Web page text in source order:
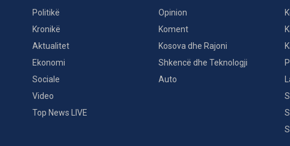
Politikë
Kronikë
Aktualitet
Ekonomi
Sociale
Video
Top News LIVE
Opinion
Koment
Kosova dhe Rajoni
Shkencë dhe Teknologji
Auto